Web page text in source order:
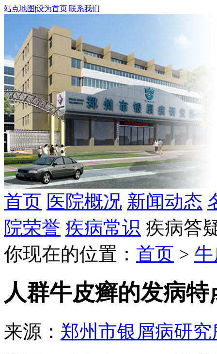
站点地图|设为首页|联系我们
首页 医院概况 新闻动态
院荣誉 疾病常识 疾病答
你现在的位置： 首页 >
人群牛皮癣的发病特
来源： 郑州市银屑病研究